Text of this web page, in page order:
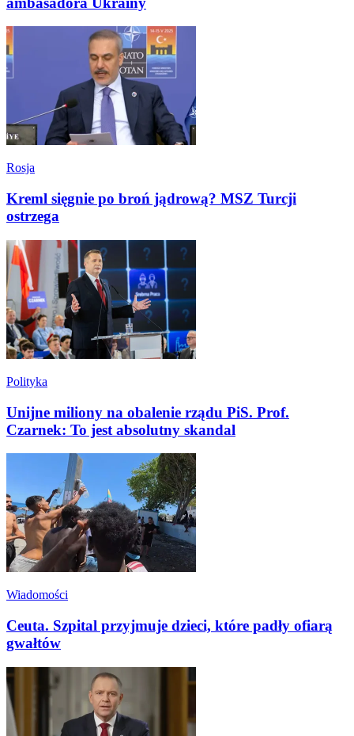
Rosja
Kreml sięgnie po broń jądrową? MSZ Turcji
ostrzega
Polityka
Unijne miliony na obalenie rządu PiS. Prof.
Czarnek: To jest absolutny skandal
Wiadomości
Ceuta. Szpital przyjmuje dzieci, które padły ofiarą
gwałtów